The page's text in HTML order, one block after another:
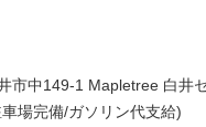
市中149-1 Mapletree 白井
場完備/ガソリン代支給)